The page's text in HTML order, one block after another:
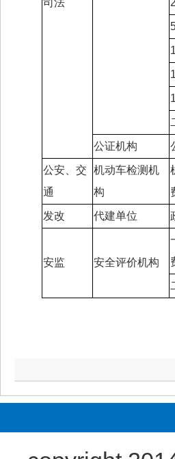
司法
公证机构
公安、交
通
机动车检测机
构
发改 代建单位
安监 安全评价机构